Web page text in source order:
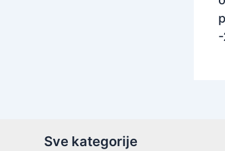
Sve kategorije